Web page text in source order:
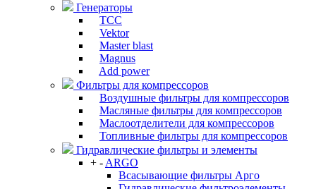
Генераторы
ТСС
Vektor
Master blast
Magnus
Add power
Фильтры для компрессоров
Воздушные фильтры для компрессоров
Масляные фильтры для компрессоров
Маслоотделители для компрессоров
Топливные фильтры для компрессоров
Гидравлические фильтры и элементы
+ - ARGO
Всасывающие фильтры Арго